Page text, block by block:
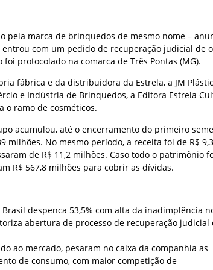
pela marca de brinquedos de mesmo nome –
com um pedido de recuperação judicial de
foi protocolado na comarca de Três Pontas (MG).
fábrica e da distribuidora da Estrela, a JM
e Indústria de Brinquedos, a Editora Estrela
o ramo de cosméticos.
acumulou, até o encerramento do primeiro
milhões. No mesmo período, a receita foi de R$
de R$ 11,2 milhões. Caso todo o patrimônio
R$ 567,8 milhões para cobrir as dívidas.
despenca 53,5% com alta da inadimplência
abertura de processo de recuperação judicial
ao mercado, pesaram no caixa da companhia as
de consumo, com maior competição de